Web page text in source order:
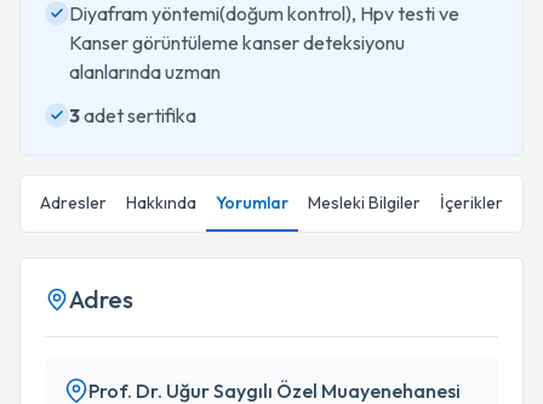
Diyafram yöntemi(doğum kontrol), Hpv testi ve
Kanser görüntüleme kanser deteksiyonu
alanlarında uzman
3adet sertifika
Adresler Hakkında Yorumlar Mesleki Bilgiler İçerikler
Adres
Prof. Dr. Uğur Saygılı Özel Muayenehanesi